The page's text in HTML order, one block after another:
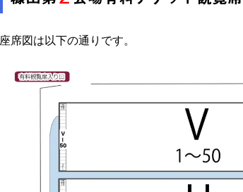
座席図は以下の通りです。